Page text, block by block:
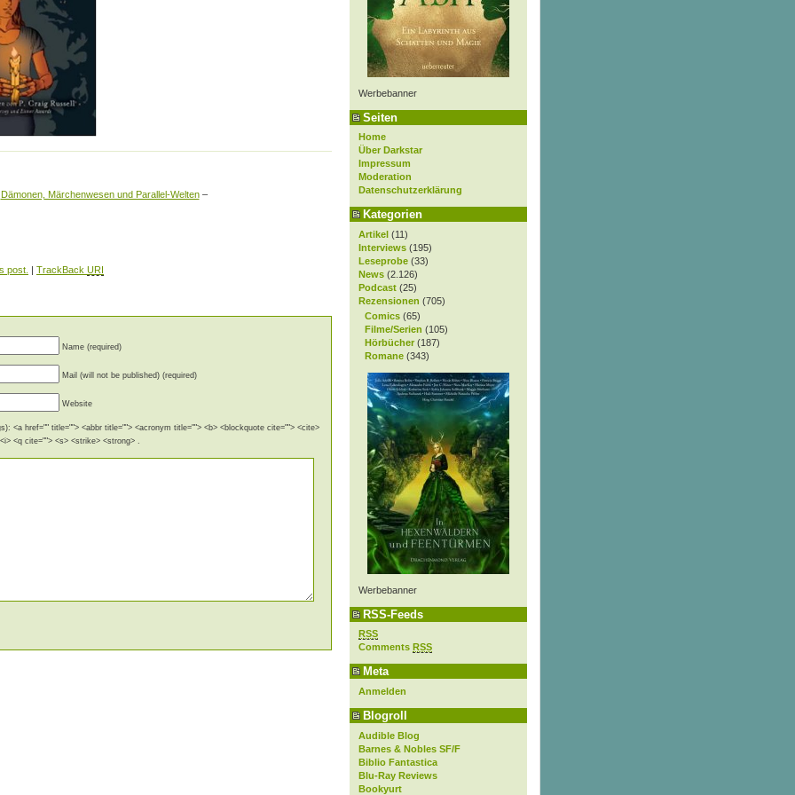
Werbebanner
Seiten
Home
Über Darkstar
Impressum
Moderation
Datenschutzerklärung
Kategorien
Artikel (11)
Interviews (195)
Leseprobe (33)
News (2.126)
Podcast (25)
Rezensionen (705)
Comics (65)
Filme/Serien (105)
Hörbücher (187)
Romane (343)
Werbebanner
RSS-Feeds
RSS
Comments RSS
Meta
Anmelden
Blogroll
Audible Blog
Barnes & Nobles SF/F
Biblio Fantastica
Blu-Ray Reviews
Bookyurt
Dämonen, Märchenwesen und Parallel-Welten–
post. | TrackBack URI
Name (required)
Mail (will not be published) (required)
Website
<a href="" title=""> <abbr title=""> <acronym title=""> <b> <blockquote cite=""> <cite>
<q cite=""> <s> <strike> <strong> .